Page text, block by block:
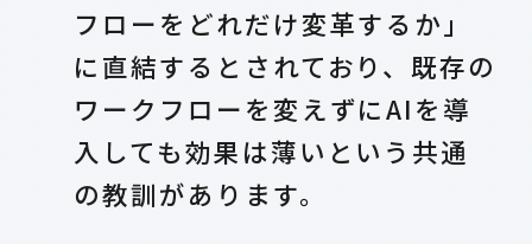
フローをどれだけ変革するか」
に直結するとされており、既存の
ワークフローを変えずにAIを導
入しても効果は薄いという共通
の教訓があります。